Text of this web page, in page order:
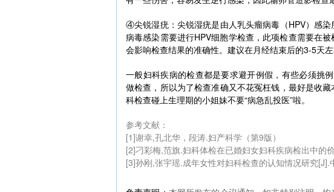
④尖锐湿疣：尖锐湿疣是由人乳头瘤病毒（HPV）感
病毒感染需要进行HPV细胞学检查，此项检查需要在
会影响检查结果的准确性。建议在月经结束后的3-5天左
一般妇科疾病的检查都是要求避开例假，有些必须挑
做检查，所以为了检查准确又不花冤枉钱，最好是收
科检查碰上生理期的小姐妹不要“病急乱投医”啦。
参考文献：
[1]谢幸,孔北华，段涛.妇产科学（第9版）
[2]刁彩梅,范旗.妇科体检在已婚妇女妇科疾病检出中的
[3]孙刚,张宇瑶.成年女性对妇科检查的认知情况研究